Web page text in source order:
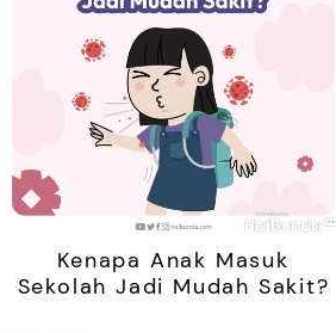
Kenapa Anak Masuk
Sekolah Jadi Mudah Sakit?